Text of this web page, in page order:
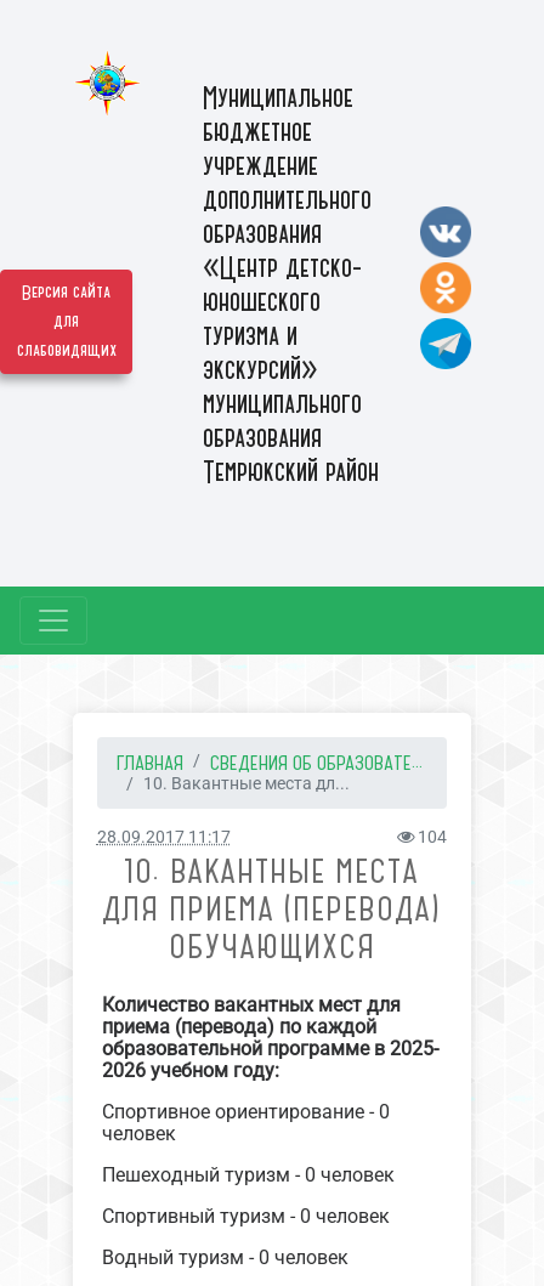
Версия сайта
для
слабовидящих
Муниципальное
бюджетное
учреждение
дополнительного
образования
«Центр детско-
юношеского
туризма и
экскурсий»
муниципального
образования
Темрюкский район
ГЛАВНАЯ СВЕДЕНИЯ ОБ ОБРАЗОВАТЕ...
10. Вакантные места дл...
28.09.2017 11:17 104
10. ВАКАНТНЫЕ МЕСТА
ДЛЯ ПРИЕМА (ПЕРЕВОДА)
ОБУЧАЮЩИХСЯ
Количество вакантных мест для
приема (перевода) по каждой
образовательной программе в 2025-
2026 учебном году:
Спортивное ориентирование - 0
человек
Пешеходный туризм - 0 человек
Спортивный туризм - 0 человек
Водный туризм - 0 человек